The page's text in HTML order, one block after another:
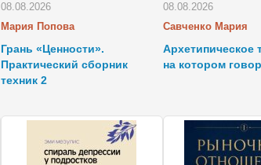
08.08.2026
Мария Попова
Грань «Ценности».
Практический сборник
техник 2
08.08.2026
Савченко Мария
Архетипическое
на котором